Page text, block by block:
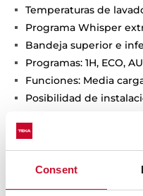
Consent
Temperaturas de
Programa Whisper
Bandeja superior e
Programas: 1H, ECO,
Funciones: Media
Posibilidad de
Indicador de falta de sal
Clasificación
Nível de ruido: 49 dBA